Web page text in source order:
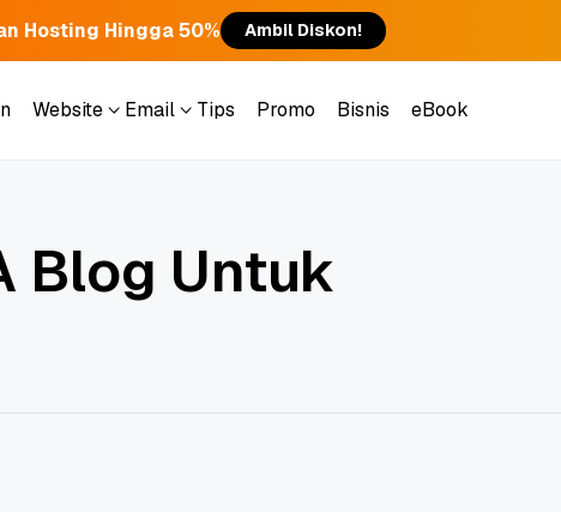
Hosting Hingga 50% Ambil Diskon!
Website
Email
Tips
Promo
Bisnis
eBook
Blog Untuk